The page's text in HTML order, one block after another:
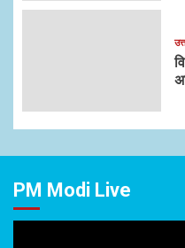
PM Modi Live